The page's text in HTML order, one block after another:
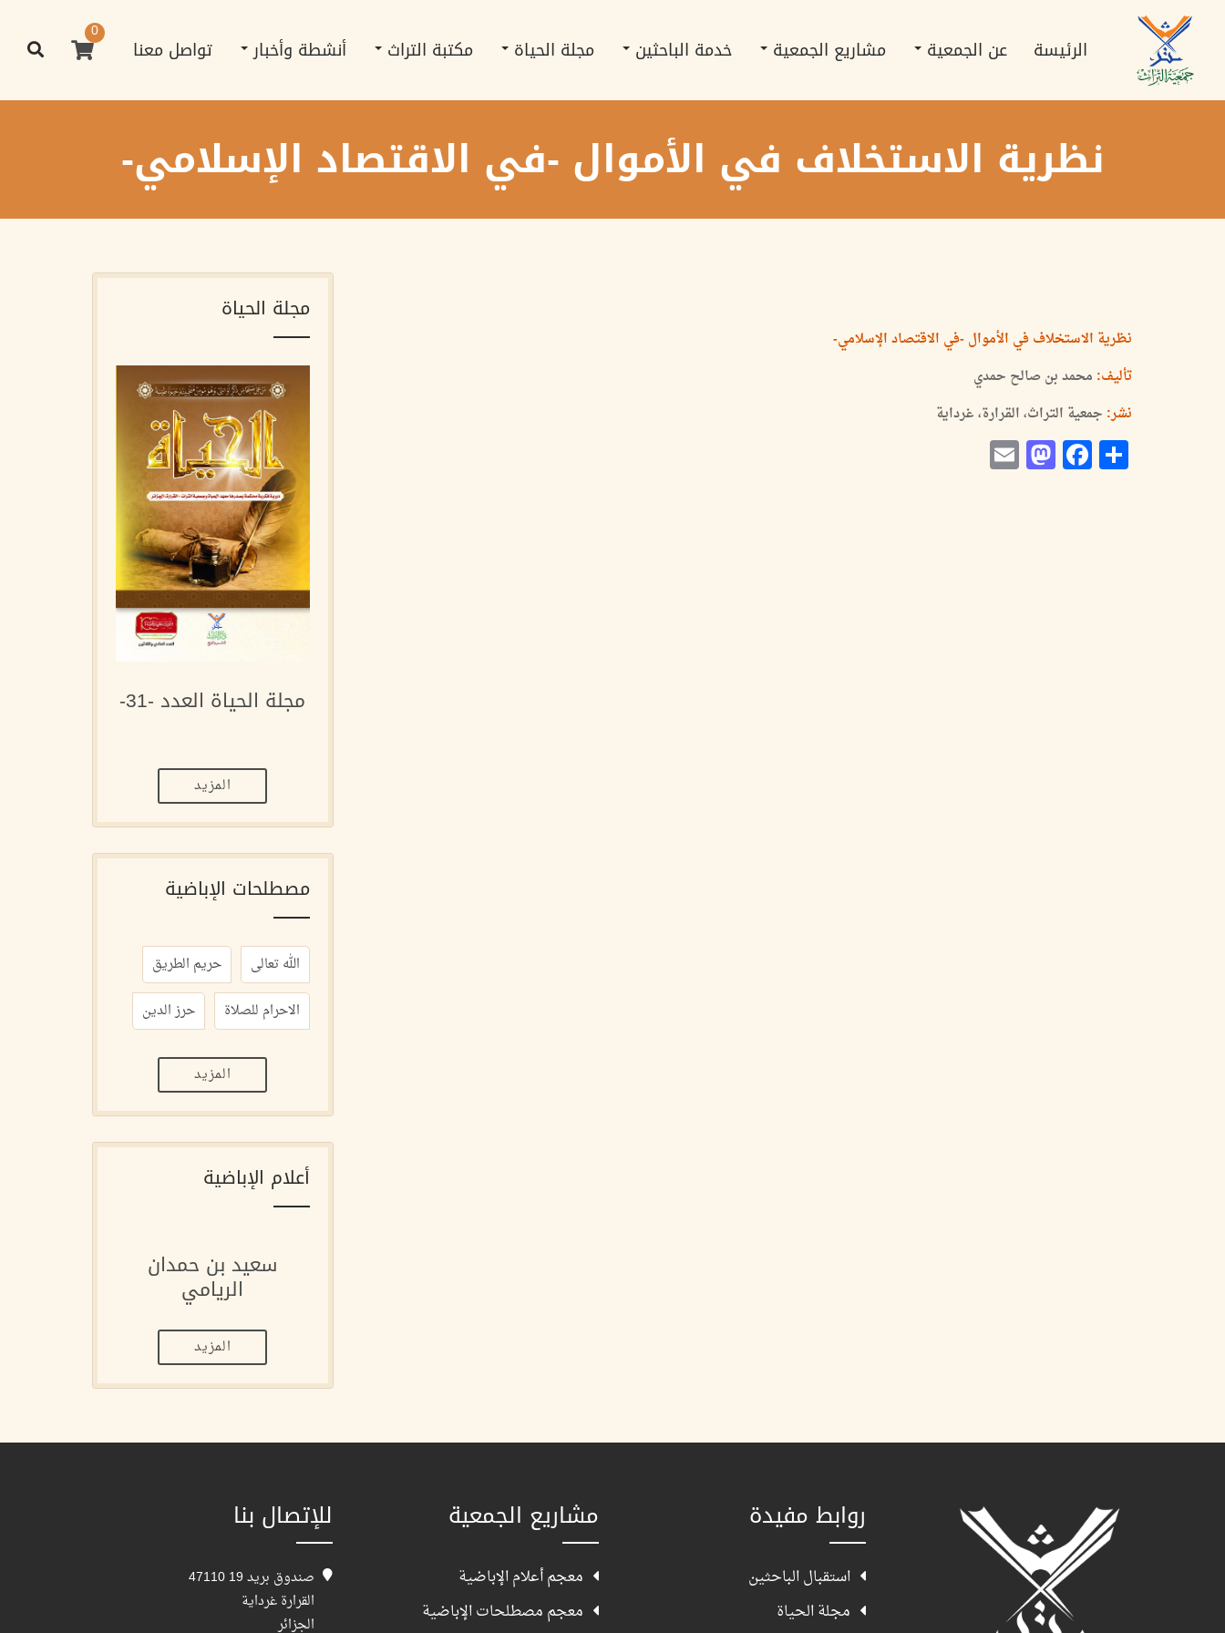
الرئيسي navigation
الرئيسة عن الجمعية مشاريع الجمعية خدمة الباحثين مجلة الحياة مكتبة التراث أنشطة وأخبار تواصل معنا
0
نظرية الاستخلاف في الأموال -في الاقتصاد الإسلامي-
نظرية الاستخلاف في الأموال -في الاقتصاد الإسلامي-
تأليف: محمد بن صالح حمدي
نشر: جمعية التراث، القرارة، غرداية
Share
Facebook
Mastodon
مجلة الحياة
مجلة الحياة العدد -31-
المزيد
مصطلحات الإباضية
الله تعالى
حريم الطريق
الاحرام للصلاة
حرز الدين
المزيد
أعلام الإباضية
سعيد بن حمدان
الريامي
المزيد
روابط مفيدة
استقبال الباحثين
مجلة الحياة
مشاريع الجمعية
معجم أعلام الإباضية
معجم مصطلحات الإباضية
للإتصال بنا
صندوق بريد 19 47110
القرارة غرداية
الجزائر